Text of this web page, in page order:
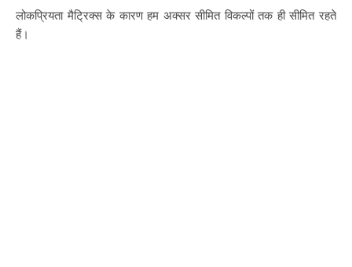
लोकप्रियता मैट्रिक्स के कारण हम अक्सर सीमित विकल्पों तक ही सीमित रहते
हैं।